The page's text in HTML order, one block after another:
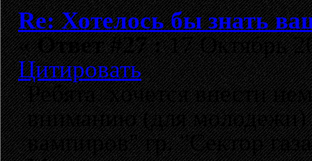
Re: Хотелось бы знать
«Ответ #27 :17 Октябрь
Цитировать
Ребята. хочется внести
вниманию (для молодежи)
вампиров" гр. "Сектор